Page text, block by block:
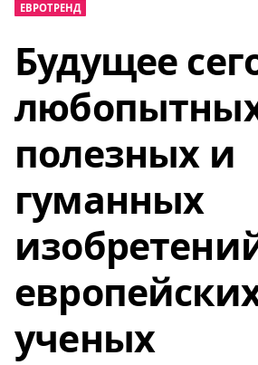
ЕВРОТРЕНД
Будущее
полезных и
гуманных
ученых